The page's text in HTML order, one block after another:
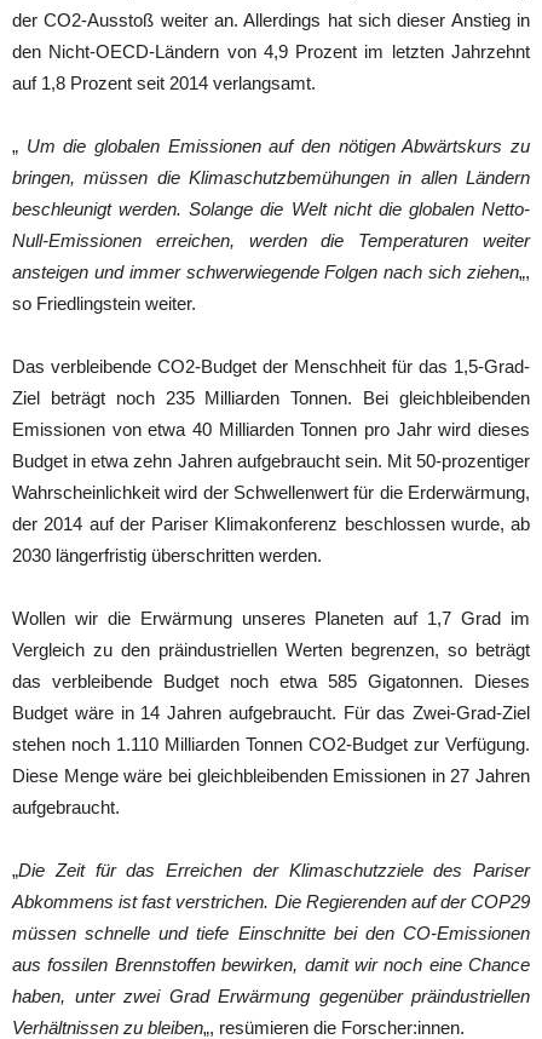
der CO2-Ausstoß weiter an. Allerdings hat sich dieser Anstieg in
den Nicht-OECD-Ländern von 4,9 Prozent im letzten Jahrzehnt
auf 1,8 Prozent seit 2014 verlangsamt.
„ Um die globalen Emissionen auf den nötigen Abwärtskurs zu
bringen, müssen die Klimaschutzbemühungen in allen Ländern
beschleunigt werden. Solange die Welt nicht die globalen Netto-
Null-Emissionen erreichen, werden die Temperaturen weiter
ansteigen und immer schwerwiegende Folgen nach sich ziehen„,
so Friedlingstein weiter.
Das verbleibende CO2-Budget der Menschheit für das 1,5-Grad-
Ziel beträgt noch 235 Milliarden Tonnen. Bei gleichbleibenden
Emissionen von etwa 40 Milliarden Tonnen pro Jahr wird dieses
Budget in etwa zehn Jahren aufgebraucht sein. Mit 50-prozentiger
Wahrscheinlichkeit wird der Schwellenwert für die Erderwärmung,
der 2014 auf der Pariser Klimakonferenz beschlossen wurde, ab
2030 längerfristig überschritten werden.
Wollen wir die Erwärmung unseres Planeten auf 1,7 Grad im
Vergleich zu den präindustriellen Werten begrenzen, so beträgt
das verbleibende Budget noch etwa 585 Gigatonnen. Dieses
Budget wäre in 14 Jahren aufgebraucht. Für das Zwei-Grad-Ziel
stehen noch 1.110 Milliarden Tonnen CO2-Budget zur Verfügung.
Diese Menge wäre bei gleichbleibenden Emissionen in 27 Jahren
aufgebraucht.
„Die Zeit für das Erreichen der Klimaschutzziele des Pariser
Abkommens ist fast verstrichen. Die Regierenden auf der COP29
müssen schnelle und tiefe Einschnitte bei den CO-Emissionen
aus fossilen Brennstoffen bewirken, damit wir noch eine Chance
haben, unter zwei Grad Erwärmung gegenüber präindustriellen
Verhältnissen zu bleiben„, resümieren die Forscher:innen.